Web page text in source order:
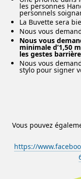
les personnes
personnels
La Buvette sera
Nous vous
Nous vous
minimale d’1,50
les gestes
Nous vous
stylo pour signer
Vous pouvez
https://